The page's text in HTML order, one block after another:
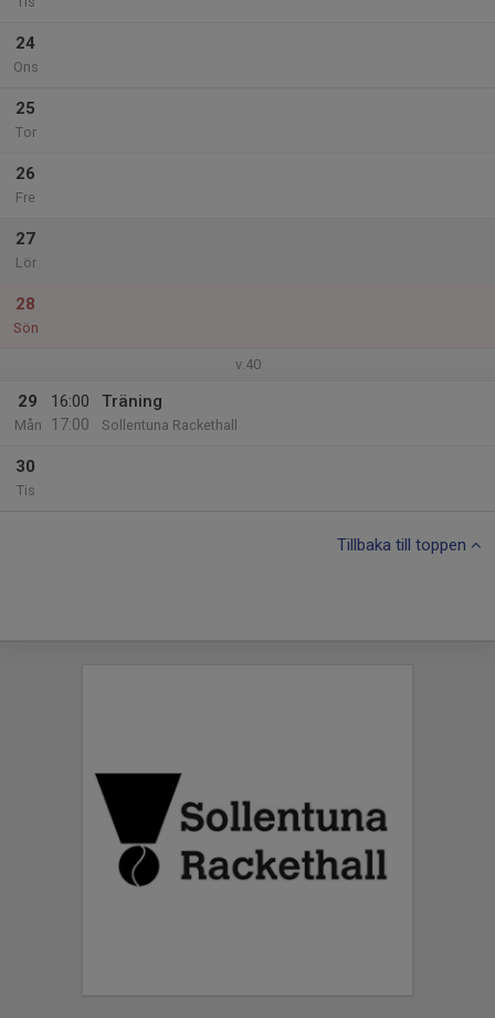
24
Ons
25
Tor
26
Fre
27
Lör
28
Sön
v.40
29
Mån
16:00
17:00
Träning
Sollentuna Rackethall
30
Tis
Tillbaka till toppen